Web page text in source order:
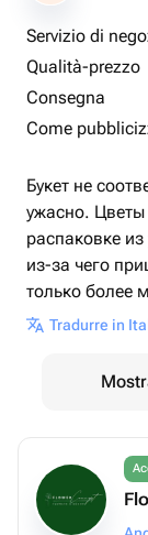
Servizio di
Qualità-prezzo
Consegna
Come
Букет не
ужасно.
распаковке
из-за чего
только более
Tradurre in